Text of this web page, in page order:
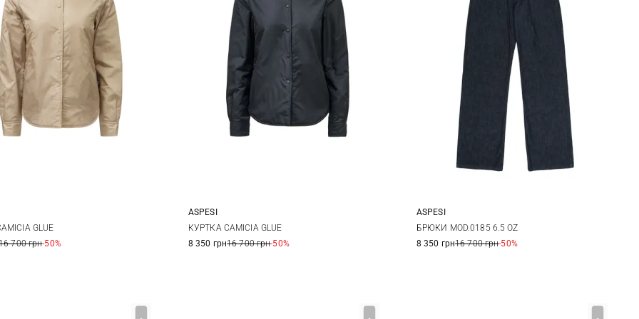
S
GLUE
700 грн-50%
XS S
ASPESI
КУРТКА CAMICIA GLUE
8 350 грн16 700 грн-50%
25 26
ASPESI
БРЮКИ MOD.0185 6.5 OZ
8 350 грн16 700 грн-50%